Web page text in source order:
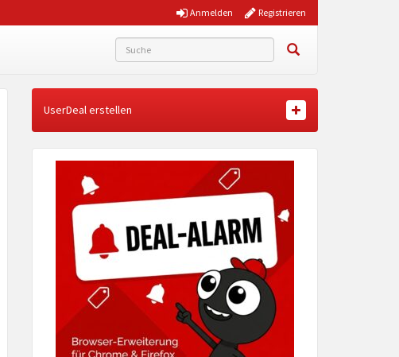
Registrieren
Anmelden
UserDeal erstellen